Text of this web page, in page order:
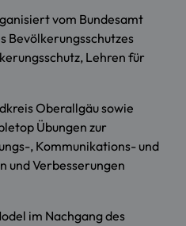
vom Bundesamt
Bevölkerungsschutzes
Lehren für
Oberallgäu sowie
Übungen zur
, Kommunikations- und
und Verbesserungen
im Nachgang des